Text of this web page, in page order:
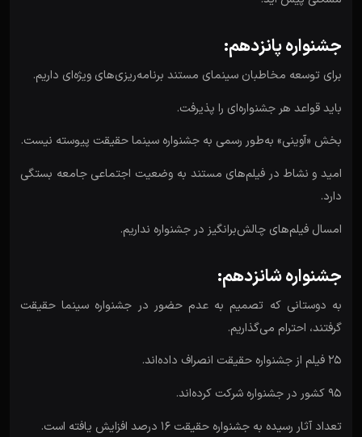
جشنواره پانزدهم:
برای توسعه مخاطبان سینمای مستند برنامه‌ریزی‌های ویژه‌ای داریم.
باید قواعد هر جشنواره‌ای را پذیرفت.
بخش «آوینی» به‌طور رسمی به جشنواره سینما حقیقت پیوسته نیست.
امید و نشاط در فیلم‌های مستند به وضعیت اجتماعی جامعه بستگی
دارد.
امسال فیلم‌های چالش‌برانگیز در جشنواره نداریم.
جشنواره شانزدهم:
به دوستانی که تصمیم به عدم حضور در جشنواره سینما حقیقت
گرفتند، احترام می‌گذاریم.
۲۵ فیلم از جشنواره حقیقت انصراف داده‌اند.
۹۵ کشور در جشنواره شرکت کرده‌اند.
تعداد آثار رسیده به جشنواره حقیقت ۱۶ درصد افزایش یافته است.